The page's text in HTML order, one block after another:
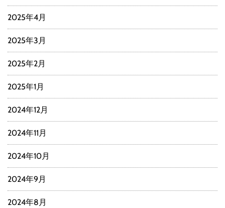
2025年4月
2025年3月
2025年2月
2025年1月
2024年12月
2024年11月
2024年10月
2024年9月
2024年8月